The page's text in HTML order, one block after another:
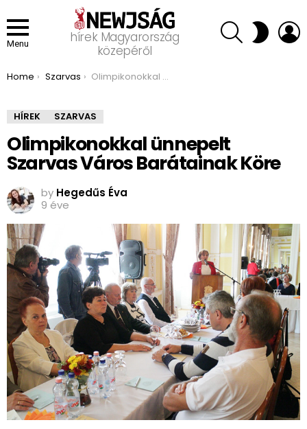
Menu
hírek Magyarország
közepéről
SEARCH SWITCH
SKIN
You are here:
Home Szarvas Olimpikonokkal ünnepelt Szarvas Város Barátainak Köre
HÍREK SZARVAS
Olimpikonokkal ünnepelt
Szarvas Város Barátainak Köre
by Hegedűs Éva
9 éve